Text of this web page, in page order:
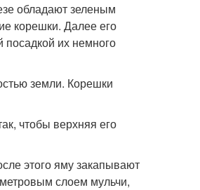
обладают зеленым
корешки. Далее его
их немного
земли. Корешки
чтобы верхняя его
этого яму закапывают
слоем мульчи,